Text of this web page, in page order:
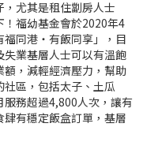
尤其是租住劏房人士
！福幼基金會於2020年4
福同港‧有飯同享」，目
業基層人士可以有溫飽
，減輕經濟壓力，幫助
區，包括太子、土瓜
務超過4,800人次，讓有
有穩定飯盒訂單，基層